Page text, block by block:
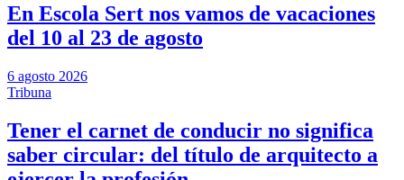
En Escola Sert nos vamos de vacaciones
del 10 al 23 de agosto
6 agosto 2026
Tribuna
Tener el carnet de conducir no significa
saber circular: del título de arquitecto a